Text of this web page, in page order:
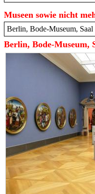
Museen sowie nicht
Berlin, Bode-Museum, Saal
Berlin, Bode-Museum,